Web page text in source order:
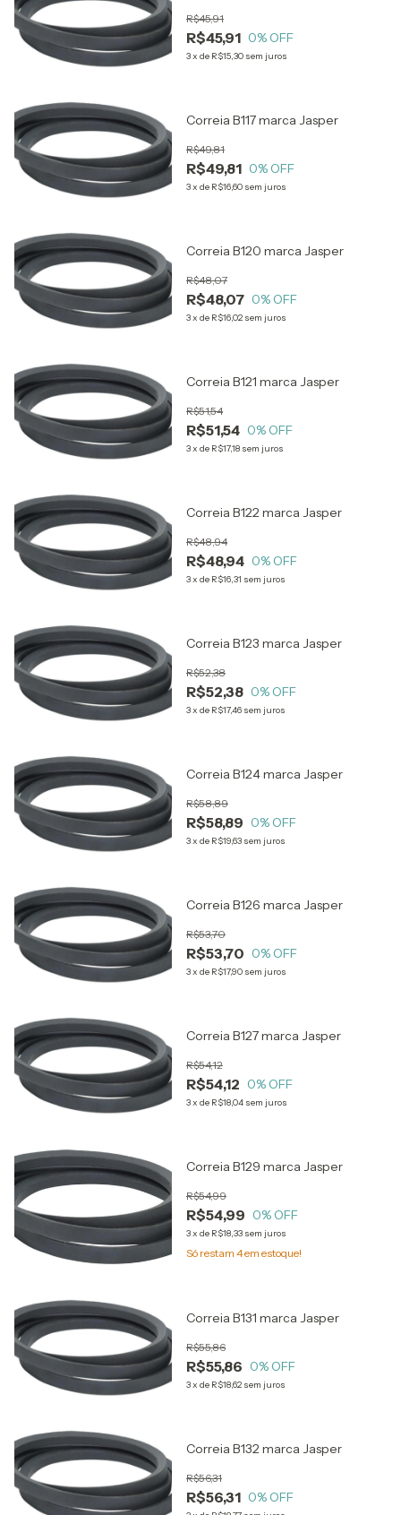
R$45,91
R$45,91
0% OFF
3x de R$15,30 sem juros
Correia B117 marca Jasper
R$49,81
R$49,81
0% OFF
3x de R$16,60 sem juros
Correia B120 marca Jasper
R$48,07
R$48,07
0% OFF
3x de R$16,02 sem juros
Correia B121 marca Jasper
R$51,54
R$51,54
0% OFF
3x de R$17,18 sem juros
Correia B122 marca Jasper
R$48,94
R$48,94
0% OFF
3x de R$16,31 sem juros
Correia B123 marca Jasper
R$52,38
R$52,38
0% OFF
3x de R$17,46 sem juros
Correia B124 marca Jasper
R$58,89
R$58,89
0% OFF
3x de R$19,63 sem juros
Correia B126 marca Jasper
R$53,70
R$53,70
0% OFF
3x de R$17,90 sem juros
Correia B127 marca Jasper
R$54,12
R$54,12
0% OFF
3x de R$18,04 sem juros
Correia B129 marca Jasper
R$54,99
R$54,99
0% OFF
3x de R$18,33 sem juros
Só restam 4em estoque!
Correia B131 marca Jasper
R$55,86
R$55,86
0% OFF
3x de R$18,62 sem juros
Correia B132 marca Jasper
R$56,31
R$56,31
0% OFF